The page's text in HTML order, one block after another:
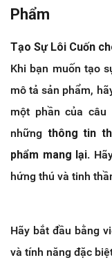
Phẩm
Tạo Sự Lôi Cuốn
Khi bạn muốn tạo
mô tả sản phẩm,
một phần của câu
những thông tin
phẩm mang lại.
hứng thú và tinh
Hãy bắt đầu bằng
và tính năng đặc